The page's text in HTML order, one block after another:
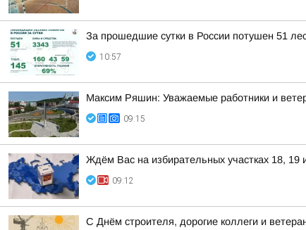
За прошедшие сутки в России потушен 51
10:57
Максим Ряшин: Уважаемые работники и
09:15
Ждём Вас на избирательных участках 18, 19
09:12
С Днём строителя, дорогие коллеги и